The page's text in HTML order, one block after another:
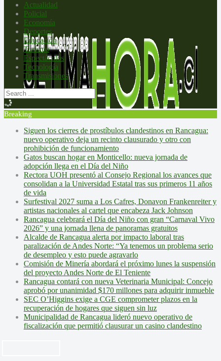
Actualidad
Policial
Economía
Deportes
Educación
Turismo
Espectáculos
Tecnología
Transmisiones
Breaking
Siguen los cierres de prostíbulos clandestinos en Rancagua:
nuevo operativo deja un recinto clausurado y otro con
prohibición de funcionamiento
Gatos buscan hogar en Monticello: nueva jornada de
adopción llega en el Día del Niño
Rectora UOH presentó al Consejo Regional los avances que
consolidan a la Universidad Estatal tras sus primeros 11 años
de vida
Surfestival 2027 suma a Los Cafres, Donavon Frankenreiter y
artistas nacionales al cartel que encabeza Jack Johnson
Rancagua celebrará el Día del Niño con gran “Carnaval Vivo
2026” y una jornada llena de panoramas gratuitos
Alcalde de Rancagua alerta por impacto laboral tras
paralización de Andes Norte: “Ya tenemos un problema serio
de desempleo y esto puede agravarlo
Comisión de Minería abordará el próximo lunes la suspensión
del proyecto Andes Norte de El Teniente
Rancagua contará con nueva Veterinaria Municipal: Concejo
aprobó por unanimidad $170 millones para adquirir inmueble
SEC O’Higgins exige a CGE comprometer plazos en la
recuperación de hogares que siguen sin luz
Municipalidad de Rancagua lideró nuevo operativo de
fiscalización que permitió clausurar un casino clandestino